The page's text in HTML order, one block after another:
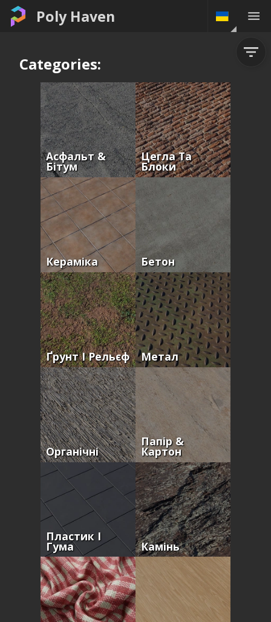
Poly Haven
Categories:
Асфальт &
Бітум
Цегла Та
Блоки
Кераміка Бетон
Ґрунт І Рельєф Метал
Органічні
Папір &
Картон
Пластик І
Гума Камінь